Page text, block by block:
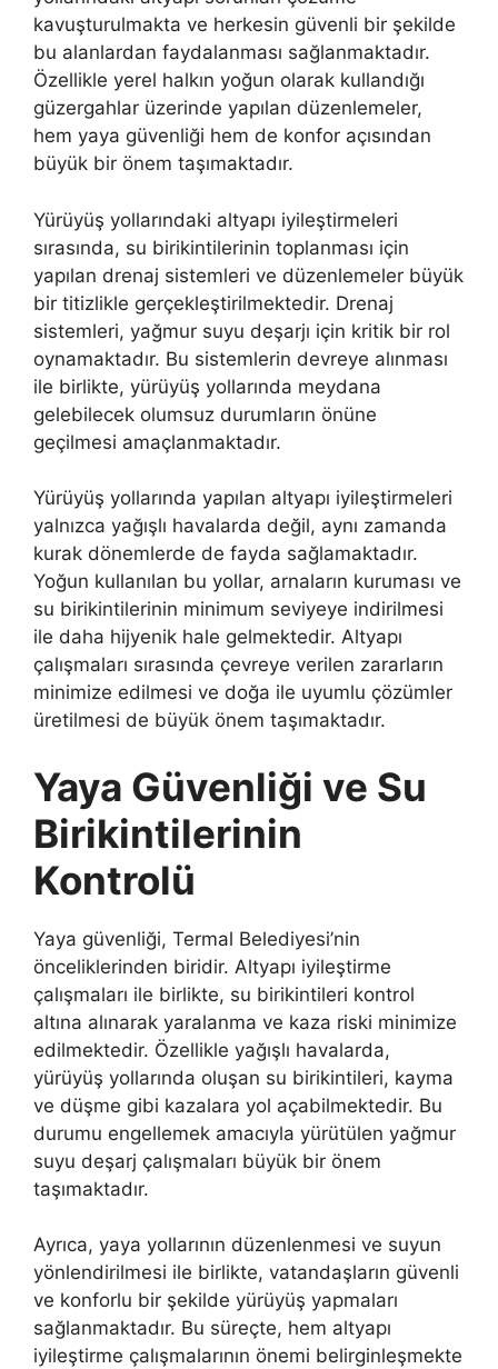
kavuşturulmakta ve herkesin güvenli bir şekilde
bu alanlardan faydalanması sağlanmaktadır.
Özellikle yerel halkın yoğun olarak kullandığı
güzergahlar üzerinde yapılan düzenlemeler,
hem yaya güvenliği hem de konfor açısından
büyük bir önem taşımaktadır.
Yürüyüş yollarındaki altyapı iyileştirmeleri
sırasında, su birikintilerinin toplanması için
yapılan drenaj sistemleri ve düzenlemeler büyük
bir titizlikle gerçekleştirilmektedir. Drenaj
sistemleri, yağmur suyu deşarjı için kritik bir rol
oynamaktadır. Bu sistemlerin devreye alınması
ile birlikte, yürüyüş yollarında meydana
gelebilecek olumsuz durumların önüne
geçilmesi amaçlanmaktadır.
Yürüyüş yollarında yapılan altyapı iyileştirmeleri
yalnızca yağışlı havalarda değil, aynı zamanda
kurak dönemlerde de fayda sağlamaktadır.
Yoğun kullanılan bu yollar, arnaların kuruması ve
su birikintilerinin minimum seviyeye indirilmesi
ile daha hijyenik hale gelmektedir. Altyapı
çalışmaları sırasında çevreye verilen zararların
minimize edilmesi ve doğa ile uyumlu çözümler
üretilmesi de büyük önem taşımaktadır.
Yaya Güvenliği ve Su
Birikintilerinin
Kontrolü
Yaya güvenliği, Termal Belediyesi’nin
önceliklerinden biridir. Altyapı iyileştirme
çalışmaları ile birlikte, su birikintileri kontrol
altına alınarak yaralanma ve kaza riski minimize
edilmektedir. Özellikle yağışlı havalarda,
yürüyüş yollarında oluşan su birikintileri, kayma
ve düşme gibi kazalara yol açabilmektedir. Bu
durumu engellemek amacıyla yürütülen yağmur
suyu deşarj çalışmaları büyük bir önem
taşımaktadır.
Ayrıca, yaya yollarının düzenlenmesi ve suyun
yönlendirilmesi ile birlikte, vatandaşların güvenli
ve konforlu bir şekilde yürüyüş yapmaları
sağlanmaktadır. Bu süreçte, hem altyapı
iyileştirme çalışmalarının önemi belirginleşmekte